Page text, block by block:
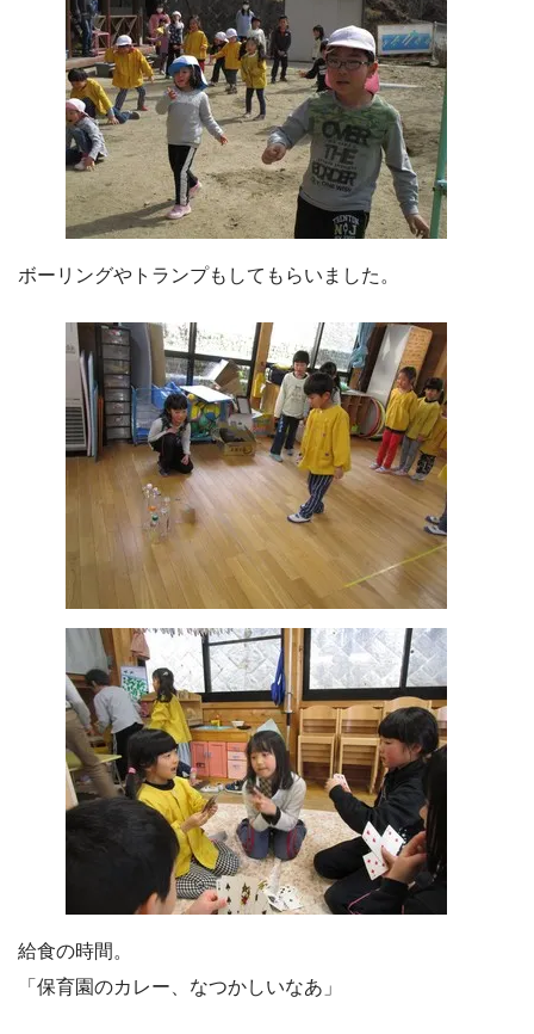
ボーリングやトランプもしてもらいました。
給食の時間。
「保育園のカレー、なつかしいなあ」